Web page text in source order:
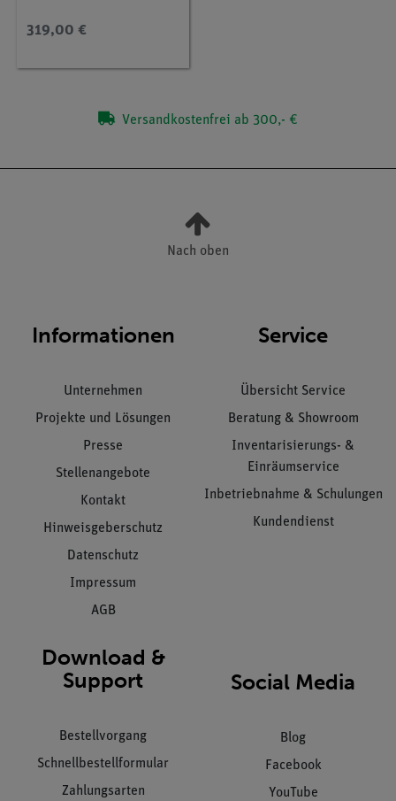
... ∞ s (Bluetooth +
USB)
319,00 €
Versandkostenfrei ab 300,- €
Nach oben
Informationen
Unternehmen
Projekte und Lösungen
Presse
Stellenangebote
Kontakt
Hinweisgeberschutz
Datenschutz
Impressum
AGB
Service
Übersicht Service
Beratung & Showroom
Inventarisierungs- &
Einräumservice
Inbetriebnahme & Schulungen
Kundendienst
Download &
Support
Bestellvorgang
Schnellbestellformular
Zahlungsarten
Social Media
Blog
Facebook
YouTube